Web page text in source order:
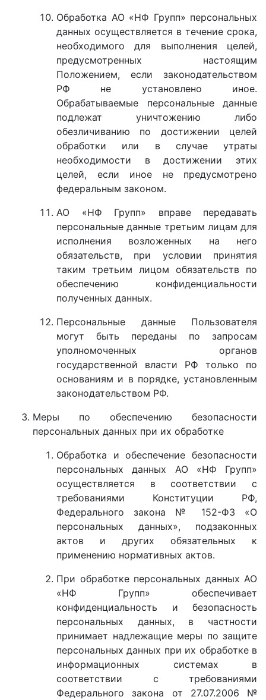
Обработка АО «НФ Групп» персональных
данных осуществляется в течение срока,
необходимого для выполнения целей,
предусмотренных настоящим
Положением, если законодательством
РФ не установлено иное.
Обрабатываемые персональные данные
подлежат уничтожению либо
обезличиванию по достижении целей
обработки или в случае утраты
необходимости в достижении этих
целей, если иное не предусмотрено
федеральным законом.
АО «НФ Групп» вправе передавать
персональные данные третьим лицам для
исполнения возложенных на него
обязательств, при условии принятия
таким третьим лицом обязательств по
обеспечению конфиденциальности
полученных данных.
Персональные данные Пользователя
могут быть переданы по запросам
уполномоченных органов
государственной власти РФ только по
основаниям и в порядке, установленным
законодательством РФ.
Меры по обеспечению безопасности
персональных данных при их обработке
Обработка и обеспечение безопасности
персональных данных АО «НФ Групп»
осуществляется в соответствии с
требованиями Конституции РФ,
Федерального закона № 152-ФЗ «О
персональных данных», подзаконных
актов и других обязательных к
применению нормативных актов.
При обработке персональных данных АО
«НФ Групп» обеспечивает
конфиденциальность и безопасность
персональных данных, в частности
принимает надлежащие меры по защите
персональных данных при их обработке в
информационных системах в
соответствии с требованиями
Федерального закона от 27.07.2006 №